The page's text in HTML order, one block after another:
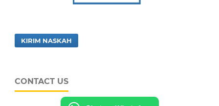
KIRIM NASKAH
CONTACT US